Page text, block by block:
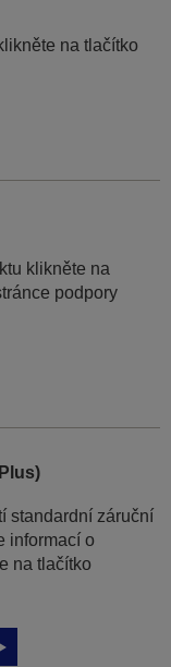
na tlačítko
klikněte na
podpory
standardní záruční
informací o
na tlačítko